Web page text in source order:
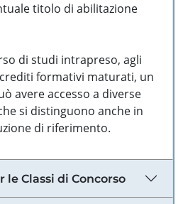
titolo di abilitazione
di studi intrapreso, agli
formativi maturati, un
avere accesso a diverse
si distinguono anche in
di riferimento.
le Classi di Concorso